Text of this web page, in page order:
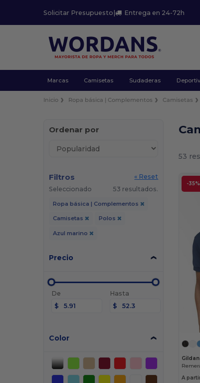
Solicitar Presupuesto | Entrega en 24-72h
Marcas Camisetas Sudaderas
Inicio Ropa básica | Complementos Camisetas
Ordenar por
Filtros
« Reset
Seleccionado
53 resultados.
Ropa básica | Complementos
Camisetas Polos
Azul marino
Precio
De
$
Hasta
$
Color
53
-35%
A